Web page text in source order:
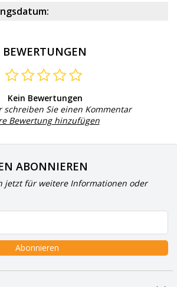
BEWERTUNGEN
Kein Bewertungen
schreiben Sie einen Kommentar
Bewertung hinzufügen
ABONNIEREN
jetzt für weitere Informationen oder
Abonnieren